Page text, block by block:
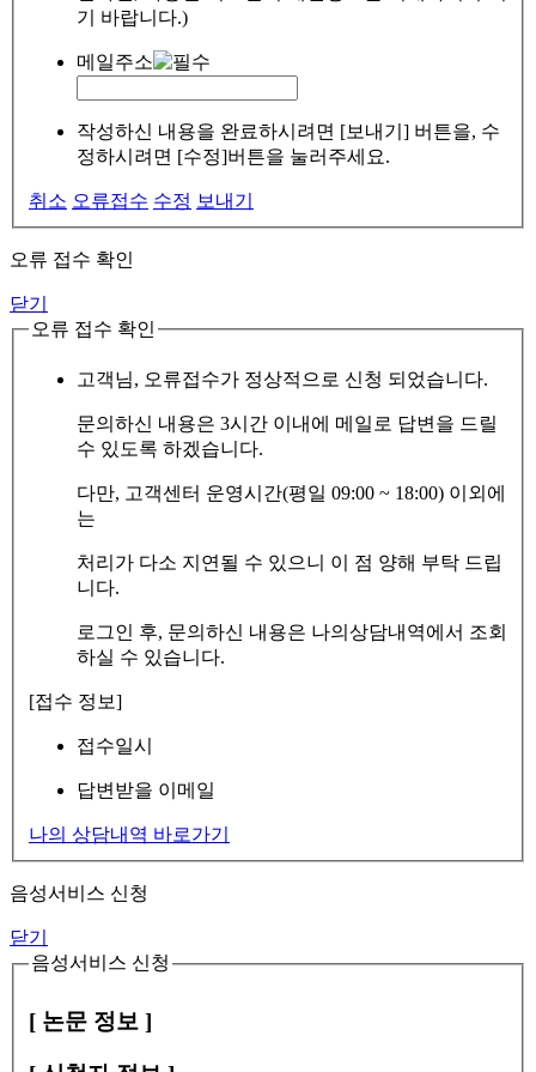
기 바랍니다.)
메일주소
작성하신 내용을 완료하시려면 [보내기] 버튼을, 수
정하시려면 [수정]버튼을 눌러주세요.
취소 오류접수 수정 보내기
오류 접수 확인
닫기
오류 접수 확인
고객님, 오류접수가 정상적으로 신청 되었습니다.
문의하신 내용은 3시간 이내에 메일로 답변을 드릴
수 있도록 하겠습니다.
다만, 고객센터 운영시간(평일 09:00 ~ 18:00) 이외에
는
처리가 다소 지연될 수 있으니 이 점 양해 부탁 드립
니다.
로그인 후, 문의하신 내용은 나의상담내역에서 조회
하실 수 있습니다.
[접수 정보]
접수일시
답변받을 이메일
나의 상담내역 바로가기
음성서비스 신청
닫기
음성서비스 신청
[ 논문 정보 ]